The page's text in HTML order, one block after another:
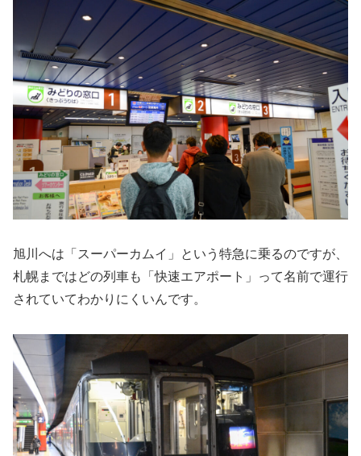
旭川へは「スーパーカムイ」という特急に乗るのですが、
札幌まではどの列車も「快速エアポート」って名前で運行
されていてわかりにくいんです。